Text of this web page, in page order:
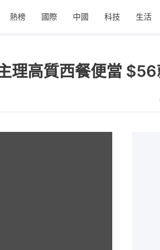
熱榜 國際 中國 科技 生活
理高質西餐便當